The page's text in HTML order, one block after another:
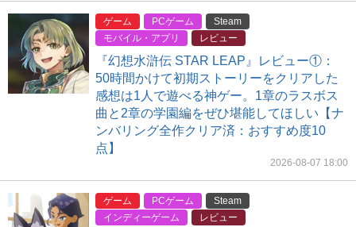
ゲーム PCゲーム
Steam
モバイル・アプリ
レビュー
『幻想水滸伝 STAR LEAP』レビュー①：
50時間かけて初期ストーリーをクリアした
感想は1人で遊べる神ゲー。1章のラスボス
曲と2章の学園編をぜひ堪能してほしい【ナ
ンバリング全作クリア済：おすすめ度10
点】
2026-08-07 18:00
ゲーム PCゲーム
Steam
インディーゲーム
レビュー